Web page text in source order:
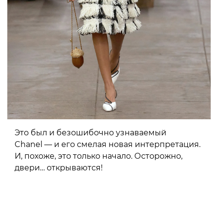
Это был и безошибочно узнаваемый
Chanel — и его смелая новая интерпретация.
И, похоже, это только начало. Осторожно,
двери… открываются!